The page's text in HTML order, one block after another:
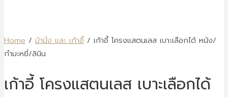
Home / ม้านั่ง และ เก้าอี้/ เก้าอี้ โครงแสตนเลส เบาะเลือกได้ หนัง/
กำมะหยี่/ลินิน
เก้าอี้ โครงแสตนเลส เบาะเลือกได้